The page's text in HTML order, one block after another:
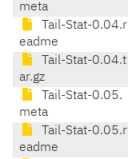
meta
Tail-Stat-0.04.r
eadme
Tail-Stat-0.04.t
ar.gz
Tail-Stat-0.05.
meta
Tail-Stat-0.05.r
eadme